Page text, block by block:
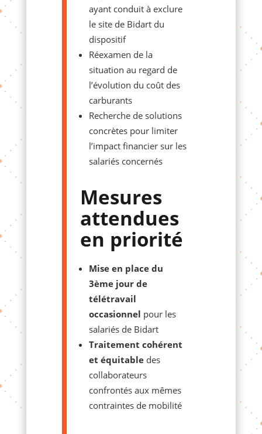
ayant conduit à exclure
le site de Bidart du
dispositif
Réexamen de la
situation au regard de
l’évolution du coût des
carburants
Recherche de solutions
concrètes pour limiter
l’impact financier sur les
salariés concernés
Mesures
attendues
en priorité
Mise en place du
3ème jour de
télétravail
occasionnel pour les
salariés de Bidart
Traitement cohérent
et équitabledes
collaborateurs
confrontés aux mêmes
contraintes de mobilité